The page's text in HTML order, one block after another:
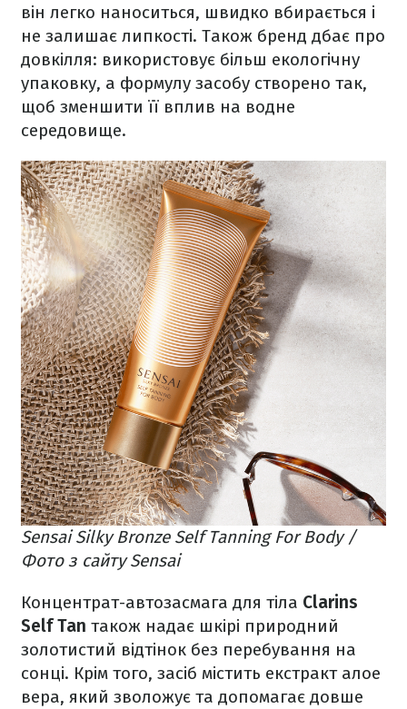
він легко наноситься, швидко вбирається і
не залишає липкості. Також бренд дбає про
довкілля: використовує більш екологічну
упаковку, а формулу засобу створено так,
щоб зменшити її вплив на водне
середовище.
Sensai Silky Bronze Self Tanning For Body /
Фото з сайту Sensai
Концентрат-автозасмага для тіла Clarins
Self Tan також надає шкірі природний
золотистий відтінок без перебування на
сонці. Крім того, засіб містить екстракт алое
вера, який зволожує та допомагає довше